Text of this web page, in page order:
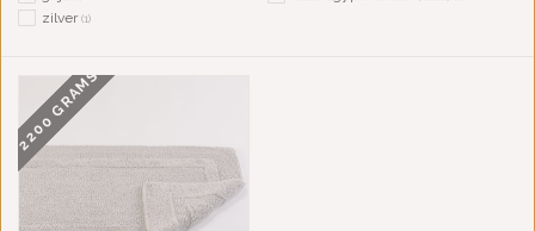
zilver(1)
2200 GRAMS